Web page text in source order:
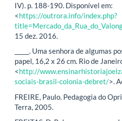
IV). p. 188-190. Disponível em:
<https://outrora.info/index.php?
15 dez. 2016.
_____. Uma senhora de algumas
papel, 16,2 x 26 cm. Rio de
<http://
sociais-brasil-colonia-debret/>.
FREIRE, Paulo. Pedagogia do
Terra, 2005.